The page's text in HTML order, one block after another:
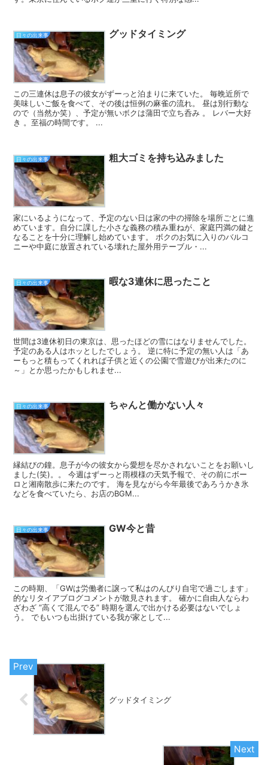
日々の出来事 グッドタイミング
この三連休は息子の彼女がずーっと泊まりに来ていた。 毎晩近所で
美味しいご飯を食べて、その後は恒例の麻雀の流れ。 昼は別行動な
ので（当然か笑）、予定が無いボクは蒲田で立ち呑み 。 レバー大好
き 。至福の時間です。 ...
日々の出来事 粗大ゴミを持ち込みました
家にいるようになって、予定のない日は家の中の掃除を場所ごとに進
めています。自分に課した小さな義務の積み重ねが、家庭円満の鍵と
なることを十分に理解し始めています。 ボクのお気に入りのバルコ
ニーや中庭に放置されている壊れた屋外用テーブル・...
日々の出来事 暇な3連休に思ったこと
世間は3連休初日の東京は、思ったほどの雪にはなりませんでした。
予定のある人はホッとしたでしょう。 逆に特に予定の無い人は「あ
ーもっと積もってくれれば子供と近くの公園で雪遊びが出来たのに
～」とか思ったかもしれませ...
日々の出来事 ちゃんと働かない人々
縁結びの鐘。息子が今の彼女から愛想を尽かされないことをお願いし
ました(笑)。。 今週はずーっと雨模様の天気予報で、その前にボー
ロと湘南散歩に来たのです。 海を見ながら今年最後であろうかき氷
などを食べていたら、お店のBGM...
日々の出来事 GW今と昔
この時期、「GWは労働者に譲って私はのんびり自宅で過ごします」
的なリタイアブログコメントが散見されます。 確かに自由人ならわ
ざわざ ”高くて混んでる” 時期を選んで出かける必要はないでしょ
う。 でもいつも出掛けている我が家として...
グッドタイミング